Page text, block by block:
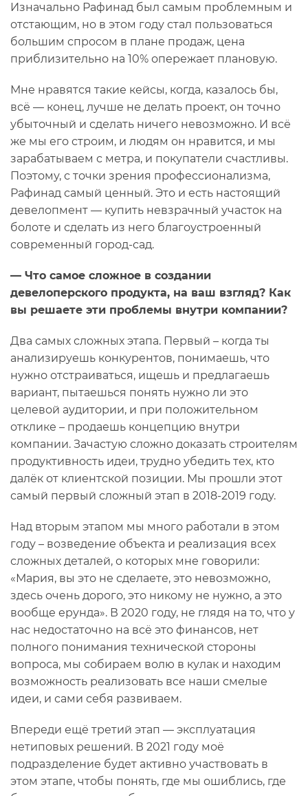
Изначально Рафинад был самым проблемным и
отстающим, но в этом году стал пользоваться
большим спросом в плане продаж, цена
приблизительно на 10% опережает плановую.
Мне нравятся такие кейсы, когда, казалось бы,
всё — конец, лучше не делать проект, он точно
убыточный и сделать ничего невозможно. И всё
же мы его строим, и людям он нравится, и мы
зарабатываем с метра, и покупатели счастливы.
Поэтому, с точки зрения профессионализма,
Рафинад самый ценный. Это и есть настоящий
девелопмент — купить невзрачный участок на
болоте и сделать из него благоустроенный
современный город-сад.
— Что самое сложное в создании
девелоперского продукта, на ваш взгляд? Как
вы решаете эти проблемы внутри компании?
Два самых сложных этапа. Первый – когда ты
анализируешь конкурентов, понимаешь, что
нужно отстраиваться, ищешь и предлагаешь
вариант, пытаешься понять нужно ли это
целевой аудитории, и при положительном
отклике – продаешь концепцию внутри
компании. Зачастую сложно доказать строителям
продуктивность идеи, трудно убедить тех, кто
далёк от клиентской позиции. Мы прошли этот
самый первый сложный этап в 2018-2019 году.
Над вторым этапом мы много работали в этом
году – возведение объекта и реализация всех
сложных деталей, о которых мне говорили:
«Мария, вы это не сделаете, это невозможно,
здесь очень дорого, это никому не нужно, а это
вообще ерунда». В 2020 году, не глядя на то, что у
нас недостаточно на всё это финансов, нет
полного понимания технической стороны
вопроса, мы собираем волю в кулак и находим
возможность реализовать все наши смелые
идеи, и сами себя развиваем.
Впереди ещё третий этап — эксплуатация
нетиповых решений. В 2021 году моё
подразделение будет активно участвовать в
этом этапе, чтобы понять, где мы ошиблись, где